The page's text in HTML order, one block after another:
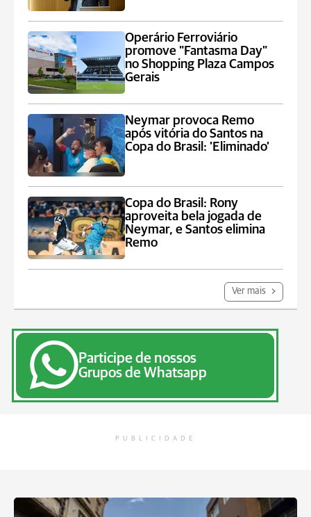
Operário Ferroviário
promove "Fantasma Day"
no Shopping Plaza Campos
Gerais
Neymar provoca Remo
após vitória do Santos na
Copa do Brasil: 'Eliminado'
Copa do Brasil: Rony
aproveita bela jogada de
Neymar, e Santos elimina
Remo
Ver mais
Participe de nossos
Grupos de Whatsapp
PUBLICIDADE